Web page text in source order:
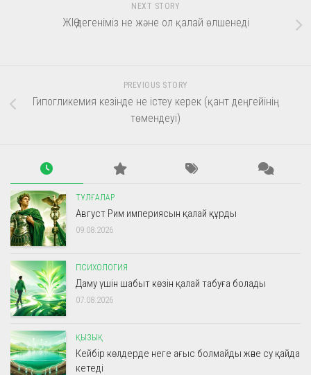
NEXT STORY
ЖІӨ дегеніміз не және ол қалай өлшенеді
PREVIOUS STORY
Гипогликемия кезінде не істеу керек (қант деңгейінің
төмендеуі)
ТҰЛҒАЛАР
Август Рим империясын қалай құрды
09.08.2026
ПСИХОЛОГИЯ
Даму үшін шабыт көзін қалай табуға болады
07.08.2026
ҚЫЗЫҚ
Кейбір көлдерде неге ағыс болмайды және су қайда
кетеді